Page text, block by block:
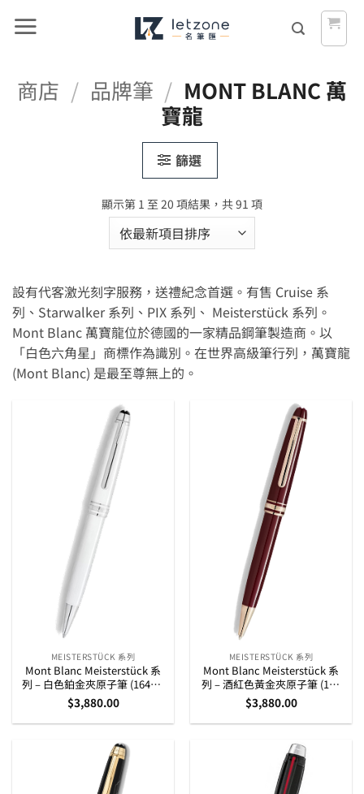
商店 / 品牌筆 / MONT BLANC 萬
寶龍
篩選
顯示第 1 至 20 項結果，共 91 項依
排
序
設有代客激光刻字服務，送禮紀念首選。有售 Cruise 系
列、Starwalker 系列、PIX 系列、 Meisterstück 系列。
Mont Blanc 萬寶龍位於德國的一家精品鋼筆製造商。以
「白色六角星」商標作為識別。在世界高級筆行列，萬寶龍
(Mont Blanc) 是最至尊無上的。
MEISTERSTÜCK 系列
Mont Blanc Meisterstück 系
列 – 白色鉑金夾原子筆 (164型)
(137122)
$3,880.00
MEISTERSTÜCK 系列
Mont Blanc Meisterstück 系
列 – 酒紅色黃金夾原子筆 (164
型) (133008)
$3,880.00